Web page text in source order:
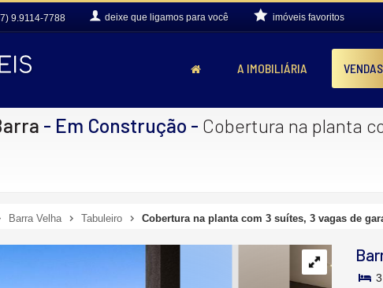
9.9114-7788 deixe que ligamos para você imóveis favoritos
A IMOBILIÁRIA VENDAS
- Em Construção - Cobertura na planta
Barra Velha Tabuleiro Cobertura na planta com 3 suítes, 3 vagas de